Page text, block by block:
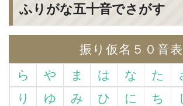
ふりがな五十音でさがす
振り仮名５０音表
ら
や ま は な た
り
ゆ み ひ に ち